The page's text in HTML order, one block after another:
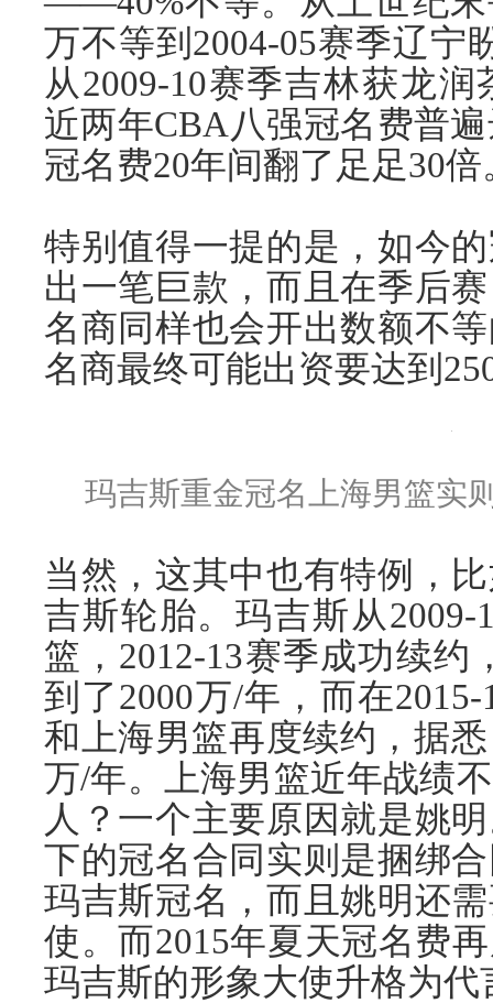
万不等到2004-05赛季辽宁
从2009-10赛季吉林获龙
近两年CBA八强冠名费普
冠名费20年间翻了足足30倍
特别值得一提的是，如今
出一笔巨款，而且在季后
名商同样也会开出数额不
名商最终可能出资要达到
玛吉斯重金冠名上海男篮实
当然，这其中也有特例，
吉斯轮胎。玛吉斯从
篮，2012-13赛季成功续约
到了2000万/年，而在
和上海男篮再度续约，据
万/年。上海男篮近年战绩
人？一个主要原因就是姚
下的冠名合同实则是捆绑
玛吉斯冠名，而且姚明还
使。而2015年夏天冠名费
玛吉斯的形象大使升格为代